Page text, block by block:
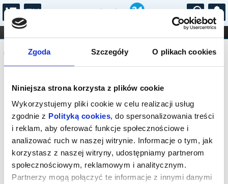
Zgoda Szczegóły O plikach cookies
Niniejsza strona korzysta z plików cookie
Wykorzystujemy pliki cookie w celu realizacji usług
zgodnie z Polityką cookies, do spersonalizowania treści
i reklam, aby oferować funkcje społecznościowe i
analizować ruch w naszej witrynie. Informacje o tym, jak
korzystasz z naszej witryny, udostępniamy partnerom
społecznościowym, reklamowym i analitycznym.
Partnerzy mogą połączyć te informacje z innymi danymi
...
FILHARMONIA OPERA I BALET
STAND-UP
DLA DZIECI
Komunikat
Sprzedaż biletów on-line na wydarzenie
została zakończona.